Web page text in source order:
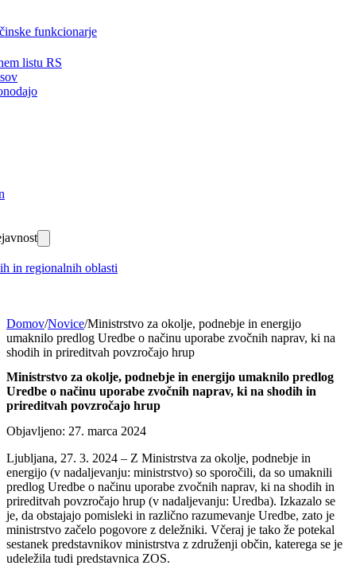
funkcionarje
listu RS
in regionalnih oblasti
Domov/Novice/Ministrstvo za okolje, podnebje in energijo
umaknilo predlog Uredbe o načinu uporabe zvočnih naprav, ki na
shodih in prireditvah povzročajo hrup
Ministrstvo za okolje, podnebje in energijo umaknilo predlog
Uredbe o načinu uporabe zvočnih naprav, ki na shodih in
prireditvah povzročajo hrup
Objavljeno: 27. marca 2024
Ljubljana, 27. 3. 2024 – Z Ministrstva za okolje, podnebje in
energijo (v nadaljevanju: ministrstvo) so sporočili, da so umaknili
predlog Uredbe o načinu uporabe zvočnih naprav, ki na shodih in
prireditvah povzročajo hrup (v nadaljevanju: Uredba). Izkazalo se
je, da obstajajo pomisleki in različno razumevanje Uredbe, zato je
ministrstvo začelo pogovore z deležniki. Včeraj je tako že potekal
sestanek predstavnikov ministrstva z združenji občin, katerega se je
udeležila tudi predstavnica ZOS.